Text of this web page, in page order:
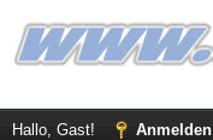
Hallo, Gast! Anmelden